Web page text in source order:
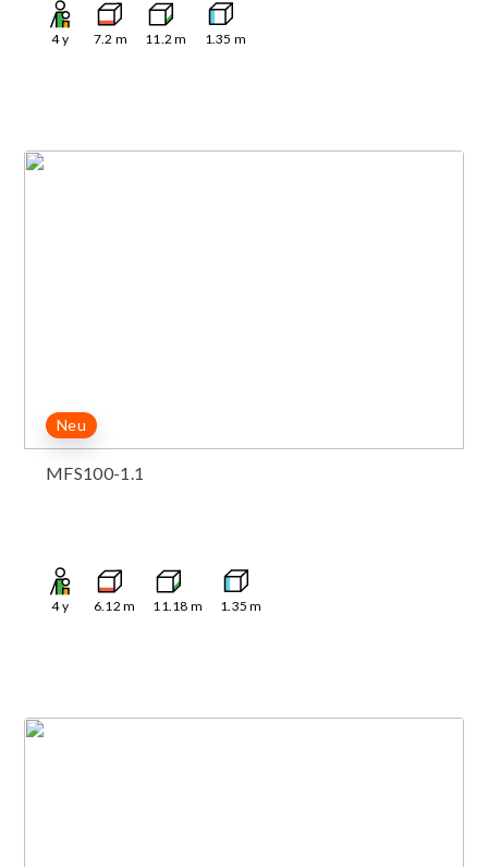
4y 7.2 m 11.2 m 1.35 m
Neu
MFS100-1.1
4y 6.12 m 11.18 m 1.35 m